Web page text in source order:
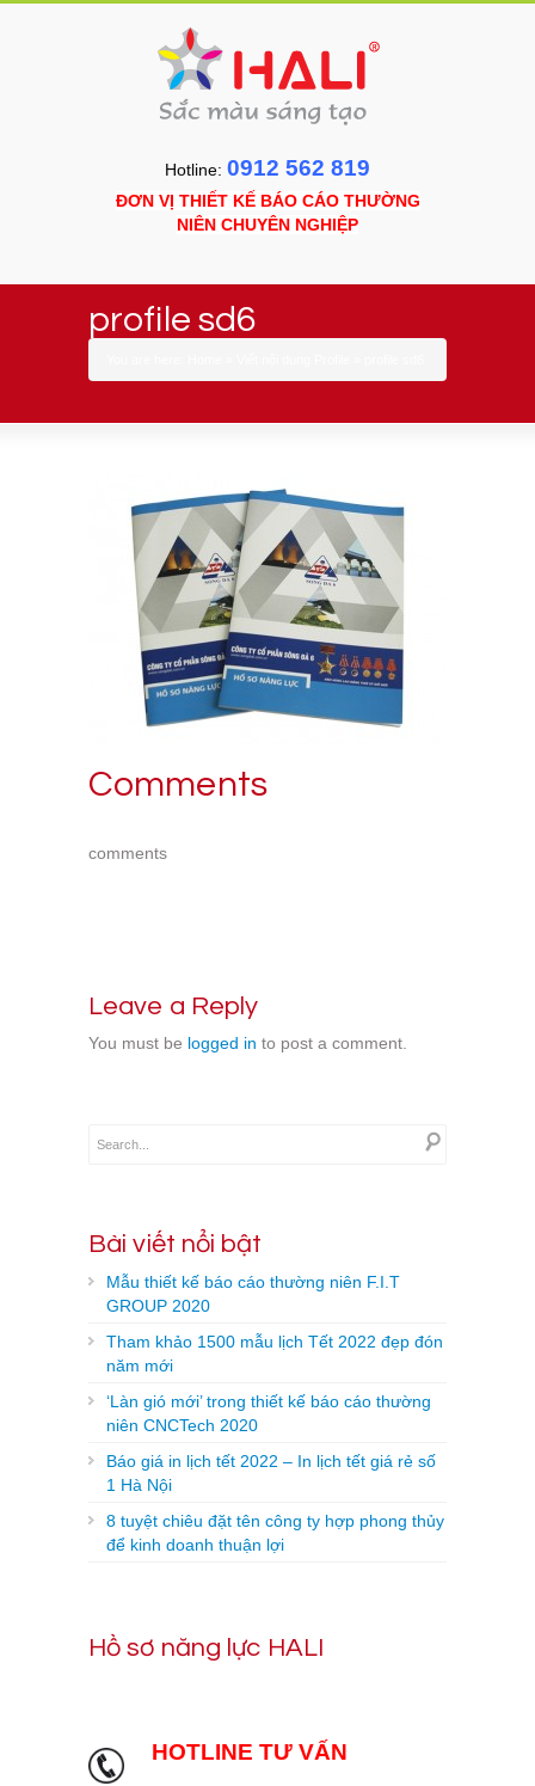
Hotline: 0912 562 819
ĐƠN VỊ THIẾT KẾ BÁO CÁO THƯỜNG
NIÊN CHUYÊN NGHIỆP
profile sd6
Comments
comments
Leave a Reply
You must be logged in to post a comment.
Bài viết nổi bật
Mẫu thiết kế báo cáo thường niên F.I.T
GROUP 2020
Tham khảo 1500 mẫu lịch Tết 2022 đẹp đón
năm mới
‘Làn gió mới’ trong thiết kế báo cáo thường
niên CNCTech 2020
Báo giá in lịch tết 2022 – In lịch tết giá rẻ số
1 Hà Nội
8 tuyệt chiêu đặt tên công ty hợp phong thủy
để kinh doanh thuận lợi
Hồ sơ năng lực HALI
HOTLINE TƯ VẤN